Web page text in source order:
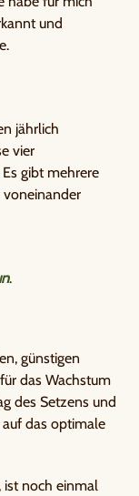
und
jährlich
vier
gibt mehrere
voneinander
.
günstigen
das Wachstum
des Setzens und
das optimale
ist noch einmal